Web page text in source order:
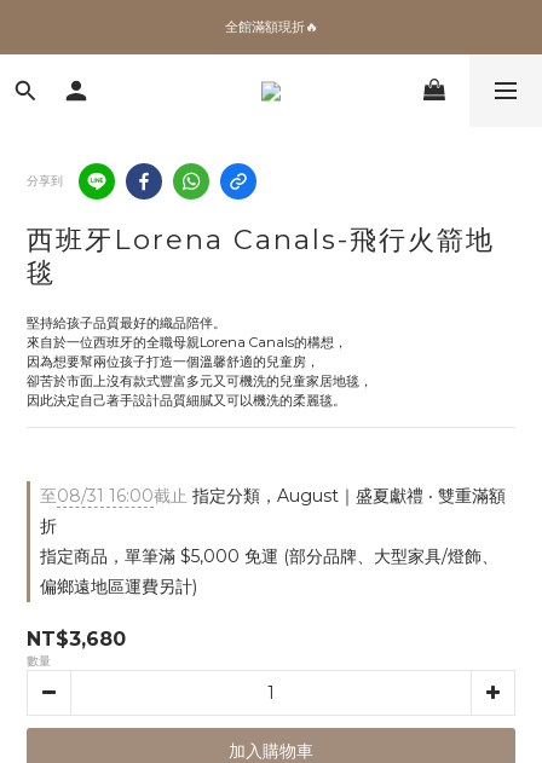
✨加入會員 即領100購物金🎫
全館滿額現折🔥
加拿大Umbra．買千送百🎫
分享到
西班牙Lorena Canals-飛行火箭地
毯
堅持給孩子品質最好的織品陪伴。
來自於一位西班牙的全職母親Lorena Canals的構想，
因為想要幫兩位孩子打造一個溫馨舒適的兒童房，
卻苦於市面上沒有款式豐富多元又可機洗的兒童家居地毯，
因此決定自己著手設計品質細膩又可以機洗的柔麗毯。
至08/31 16:00截止 指定分類，August｜盛夏獻禮 ‧ 雙重滿額
折
指定商品，單筆滿 $5,000 免運 (部分品牌、大型家具/燈飾、
偏鄉遠地區運費另計)
NT$3,680
數量
加入購物車